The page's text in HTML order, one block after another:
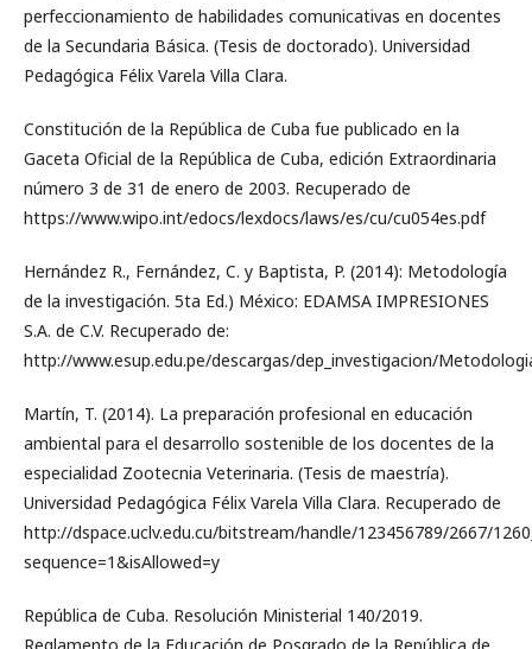
perfeccionamiento de habilidades comunicativas en docentes
de la Secundaria Básica. (Tesis de doctorado). Universidad
Pedagógica Félix Varela Villa Clara.
Constitución de la República de Cuba fue publicado en la
Gaceta Oficial de la República de Cuba, edición Extraordinaria
número 3 de 31 de enero de 2003. Recuperado de
https://www.wipo.int/edocs/lexdocs/laws/es/cu/cu054es.pdf
Hernández R., Fernández, C. y Baptista, P. (2014): Metodología
de la investigación. 5ta Ed.) México: EDAMSA IMPRESIONES
S.A. de C.V. Recuperado de:
http://www.esup.edu.pe/descargas/dep_investigacion/
Martín, T. (2014). La preparación profesional en educación
ambiental para el desarrollo sostenible de los docentes de la
especialidad Zootecnia Veterinaria. (Tesis de maestría).
Universidad Pedagógica Félix Varela Villa Clara. Recuperado de
http://dspace.uclv.edu.cu/bitstream/handle/123456789/2667/
sequence=1&isAllowed=y
República de Cuba. Resolución Ministerial 140/2019.